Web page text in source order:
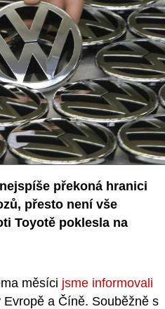
překoná hranici
přesto není vše
Toyotě poklesla na
měsíci jsme informovali
a Číně. Souběžně s